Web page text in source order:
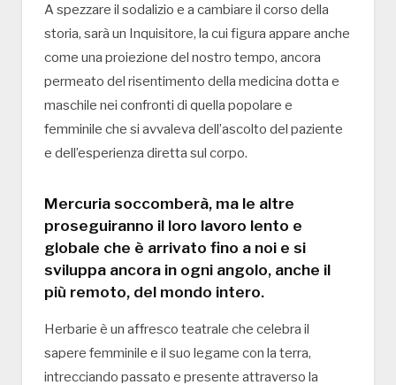
A spezzare il sodalizio e a cambiare il corso della
storia, sarà un Inquisitore, la cui figura appare anche
come una proiezione del nostro tempo, ancora
permeato del risentimento della medicina dotta e
maschile nei confronti di quella popolare e
femminile che si avvaleva dell’ascolto del paziente
e dell’esperienza diretta sul corpo.
Mercuria soccomberà, ma le altre
proseguiranno il loro lavoro lento e
globale che è arrivato fino a noi e si
sviluppa ancora in ogni angolo, anche il
più remoto, del mondo intero.
Herbarie è un affresco teatrale che celebra il
sapere femminile e il suo legame con la terra,
intrecciando passato e presente attraverso la